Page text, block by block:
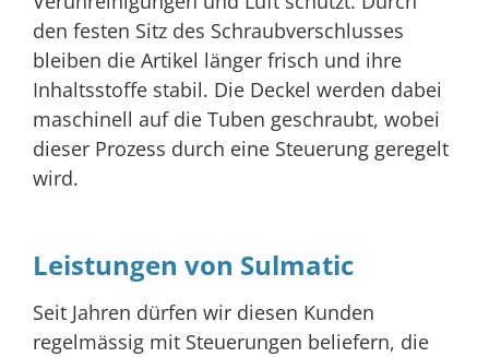
den festen Sitz des Schraubverschlusses
bleiben die Artikel länger frisch und ihre
Inhaltsstoffe stabil. Die Deckel werden dabei
maschinell auf die Tuben geschraubt, wobei
dieser Prozess durch eine Steuerung geregelt
wird.
Leistungen von Sulmatic
Seit Jahren dürfen wir diesen Kunden
regelmässig mit Steuerungen beliefern, die